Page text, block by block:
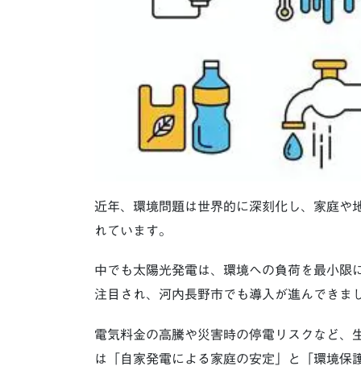
近年、環境問題は世界的に深刻化し、家庭や
れています。
中でも太陽光発電は、環境への負荷を最小限
注目され、河内長野市でも導入が進んできま
電気料金の高騰や災害時の停電リスクなど、
は「自家発電による家庭の安定」と「環境